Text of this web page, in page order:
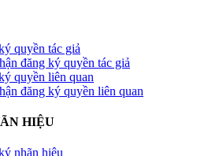
quyền tác giả
đăng ký quyền tác giả
quyền liên quan
đăng ký quyền liên quan
HIỆU
nhãn hiệu